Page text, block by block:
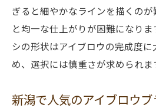
ぎると細やかなラインを描くの
と均一な仕上がりが困難になり
シの形状はアイブロウの完成度
め、選択には慎重さが求められま
新潟で人気のアイブロウ